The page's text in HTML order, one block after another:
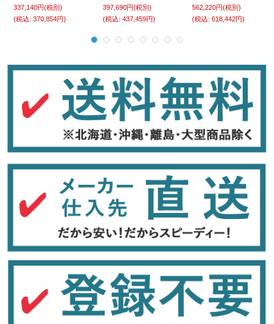
337,140円(税別)
(税込: 370,854円)
397,690円(税別)
(税込: 437,459円)
562,220円(税別)
(税込: 618,442円)